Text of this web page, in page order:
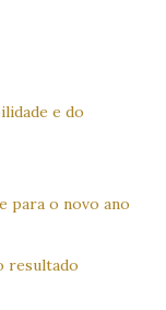
e do
para o novo ano
resultado